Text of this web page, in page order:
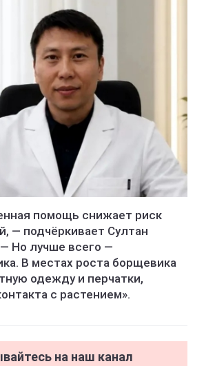
помощь снижает риск
— подчёркивает Султан
Но лучше всего —
В местах роста борщевика
одежду и перчатки,
с растением».
на наш канал